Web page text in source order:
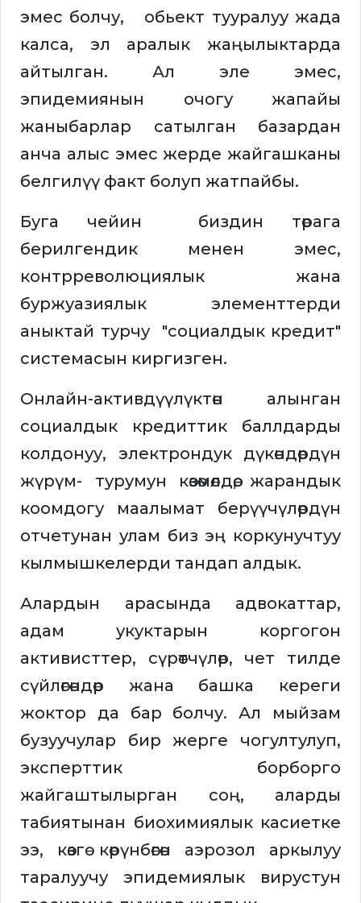
эмес болчу, обьект тууралуу жада
калса, эл аралык жаңылыктарда
айтылган. Ал эле эмес,
эпидемиянын очогу жапайы
жаныбарлар сатылган базардан
анча алыс эмес жерде жайгашканы
белгилүү факт болуп жатпайбы.
Буга чейин биздин төрага
берилгендик менен эмес,
контрреволюциялык жана
буржуазиялык элементтерди
аныктай турчу "социалдык кредит"
системасын киргизген.
Онлайн-активдүүлүктөн алынган
социалдык кредиттик баллдарды
колдонуу, электрондук дүкөндөрдүн
жүрүм- турумун көзөмөлдөө, жарандык
коомдогу маалымат берүүчүлөрдүн
отчетунан улам биз эң коркунучтуу
кылмышкелерди тандап алдык.
Алардын арасында адвокаттар,
адам укуктарын коргогон
активисттер, сүрөтчүлөр, чет тилде
сүйлөгөндөр жана башка кереги
жоктор да бар болчу. Ал мыйзам
бузуучулар бир жерге чогултулуп,
эксперттик борборго
жайгаштылырган соң, аларды
табиятынан биохимиялык касиетке
ээ, көзгө көрүнбөгөн аэрозол аркылуу
таралуучу эпидемиялык вирустун